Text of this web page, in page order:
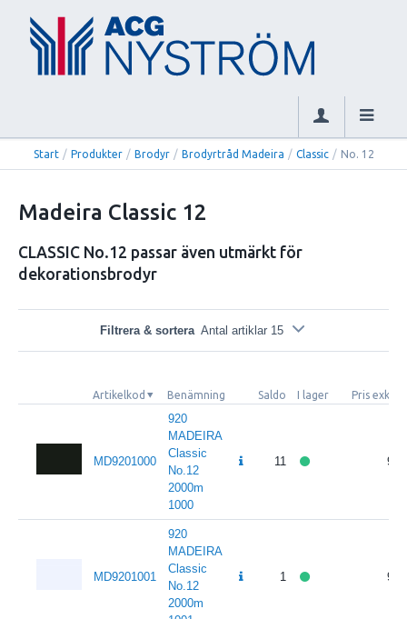
Start / Produkter / Brodyr / Brodyrtråd Madeira / Classic / No. 12
Madeira Classic 12
CLASSIC No.12 passar även utmärkt för
dekorationsbrodyr
Filtrera & sortera Antal artiklar 15
Artikelkod Benämning Saldo I lager Pris exkl.
MD9201000
920
MADEIRA
Classic
No.12
2000m
1000
11
MD9201001
920
MADEIRA
Classic
No.12
2000m
1